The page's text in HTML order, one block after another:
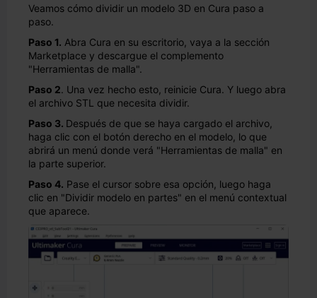
Veamos cómo dividir un modelo 3D en Cura paso a
paso.
Paso 1. Abra Cura en su escritorio, vaya a la sección
Marketplace y descargue el complemento
"Herramientas de malla".
Paso 2. Una vez hecho esto, reinicie Cura. Y luego abra
el archivo STL que necesita dividir.
Paso 3. Después de que se haya cargado el archivo,
haga clic con el botón derecho en el modelo, lo que
abrirá un menú donde verá "Herramientas de malla" en
la parte superior.
Paso 4. Pase el cursor sobre esa opción, luego haga
clic en "Dividir modelo en partes" en el menú contextual
que aparece.